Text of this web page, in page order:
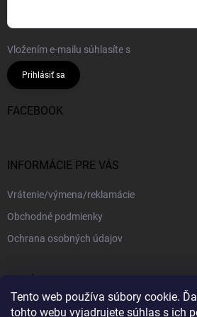
Tento web používa súbory cookie.
tohto webu vyjadrujete súhlas s ich
Vložením e-mailu súhlasíte s
Prihlásiť sa
FACEBOOK
INFORMÁCIE PRE VÁS
Vrátenie/výmena/reklamácie
Obchodné podmienky
Ochrana osobných údajov